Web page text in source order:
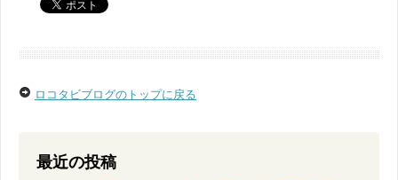
ロコタビブログのトップに戻る
最近の投稿